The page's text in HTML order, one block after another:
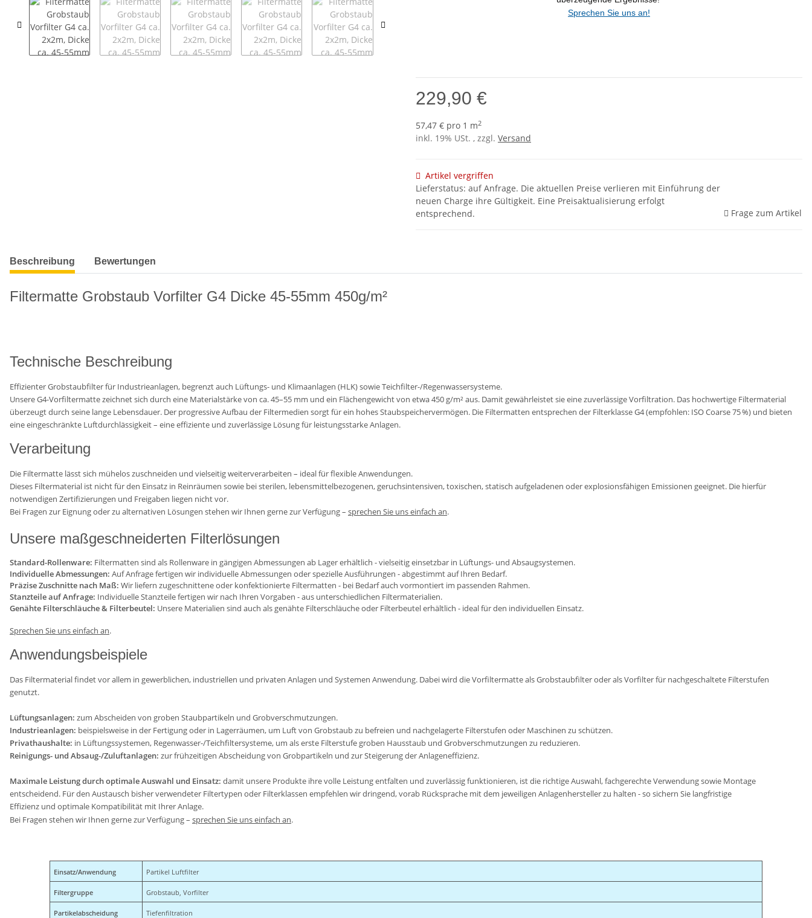
Sprechen Sie uns an!
229,90 €
57,47 € pro 1 m2
inkl. 19% USt. , zzgl. Versand
Artikel vergriffen
Lieferstatus: auf Anfrage. Die aktuellen Preise verlieren mit Einführung der
neuen Charge ihre Gültigkeit. Eine Preisaktualisierung erfolgt
entsprechend.
Frage zum Artikel
weitere Registerkarten anzeigen
Beschreibung Bewertungen
Filtermatte Grobstaub Vorfilter G4 Dicke 45-55mm 450g/m²
Technische Beschreibung
Effizienter Grobstaubfilter für Industrieanlagen, begrenzt auch Lüftungs- und Klimaanlagen (HLK) sowie Teichfilter-/Regenwassersysteme.
Unsere G4-Vorfiltermatte zeichnet sich durch eine Materialstärke von ca. 45–55 mm und ein Flächengewicht von etwa 450 g/m² aus. Damit gewährleistet sie eine zuverlässige Vorfiltration. Das hochwertige Filtermaterial
überzeugt durch seine lange Lebensdauer. Der progressive Aufbau der Filtermedien sorgt für ein hohes Staubspeichervermögen. Die Filtermatten entsprechen der Filterklasse G4 (empfohlen: ISO Coarse 75 %) und bieten
eine eingeschränkte Luftdurchlässigkeit – eine effiziente und zuverlässige Lösung für leistungsstarke Anlagen.
Verarbeitung
Die Filtermatte lässt sich mühelos zuschneiden und vielseitig weiterverarbeiten – ideal für flexible Anwendungen.
Dieses Filtermaterial ist nicht für den Einsatz in Reinräumen sowie bei sterilen, lebensmittelbezogenen, geruchsintensiven, toxischen, statisch aufgeladenen oder explosionsfähigen Emissionen geeignet. Die hierfür
notwendigen Zertifizierungen und Freigaben liegen nicht vor.
Bei Fragen zur Eignung oder zu alternativen Lösungen stehen wir Ihnen gerne zur Verfügung – sprechen Sie uns einfach an.
Unsere maßgeschneiderten Filterlösungen
Standard-Rollenware: Filtermatten sind als Rollenware in gängigen Abmessungen ab Lager erhältlich - vielseitig einsetzbar in Lüftungs- und Absaugsystemen.
Individuelle Abmessungen: Auf Anfrage fertigen wir individuelle Abmessungen oder spezielle Ausführungen - abgestimmt auf Ihren Bedarf.
Präzise Zuschnitte nach Maß: Wir liefern zugeschnittene oder konfektionierte Filtermatten - bei Bedarf auch vormontiert im passenden Rahmen.
Stanzteile auf Anfrage: Individuelle Stanzteile fertigen wir nach Ihren Vorgaben - aus unterschiedlichen Filtermaterialien.
Genähte Filterschläuche & Filterbeutel: Unsere Materialien sind auch als genähte Filterschläuche oder Filterbeutel erhältlich - ideal für den individuellen Einsatz.
Sprechen Sie uns einfach an.
Anwendungsbeispiele
Das Filtermaterial findet vor allem in gewerblichen, industriellen und privaten Anlagen und Systemen Anwendung. Dabei wird die Vorfiltermatte als Grobstaubfilter oder als Vorfilter für nachgeschaltete Filterstufen
genutzt.
Lüftungsanlagen: zum Abscheiden von groben Staubpartikeln und Grobverschmutzungen.
Industrieanlagen: beispielsweise in der Fertigung oder in Lagerräumen, um Luft von Grobstaub zu befreien und nachgelagerte Filterstufen oder Maschinen zu schützen.
Privathaushalte: in Lüftungssystemen, Regenwasser-/Teichfiltersysteme, um als erste Filterstufe groben Hausstaub und Grobverschmutzungen zu reduzieren.
Reinigungs- und Absaug-/Zuluftanlagen: zur frühzeitigen Abscheidung von Grobpartikeln und zur Steigerung der Anlageneffizienz.
Maximale Leistung durch optimale Auswahl und Einsatz: damit unsere Produkte ihre volle Leistung entfalten und zuverlässig funktionieren, ist die richtige Auswahl, fachgerechte Verwendung sowie Montage
entscheidend. Für den Austausch bisher verwendeter Filtertypen oder Filterklassen empfehlen wir dringend, vorab Rücksprache mit dem jeweiligen Anlagenhersteller zu halten - so sichern Sie langfristige
Effizienz und optimale Kompatibilität mit Ihrer Anlage.
Bei Fragen stehen wir Ihnen gerne zur Verfügung – sprechen Sie uns einfach an.
Einsatz/Anwendung Partikel Luftfilter
Filtergruppe Grobstaub, Vorfilter
Partikelabscheidung Tiefenfiltration